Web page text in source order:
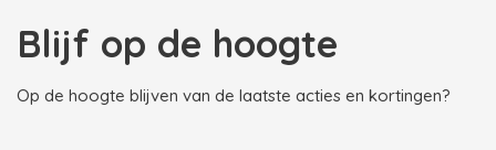
Blijf op de hoogte
Op de hoogte blijven van de laatste acties en kortingen?